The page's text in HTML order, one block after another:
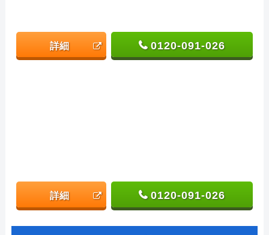
詳細 0120-091-026
詳細 0120-091-026